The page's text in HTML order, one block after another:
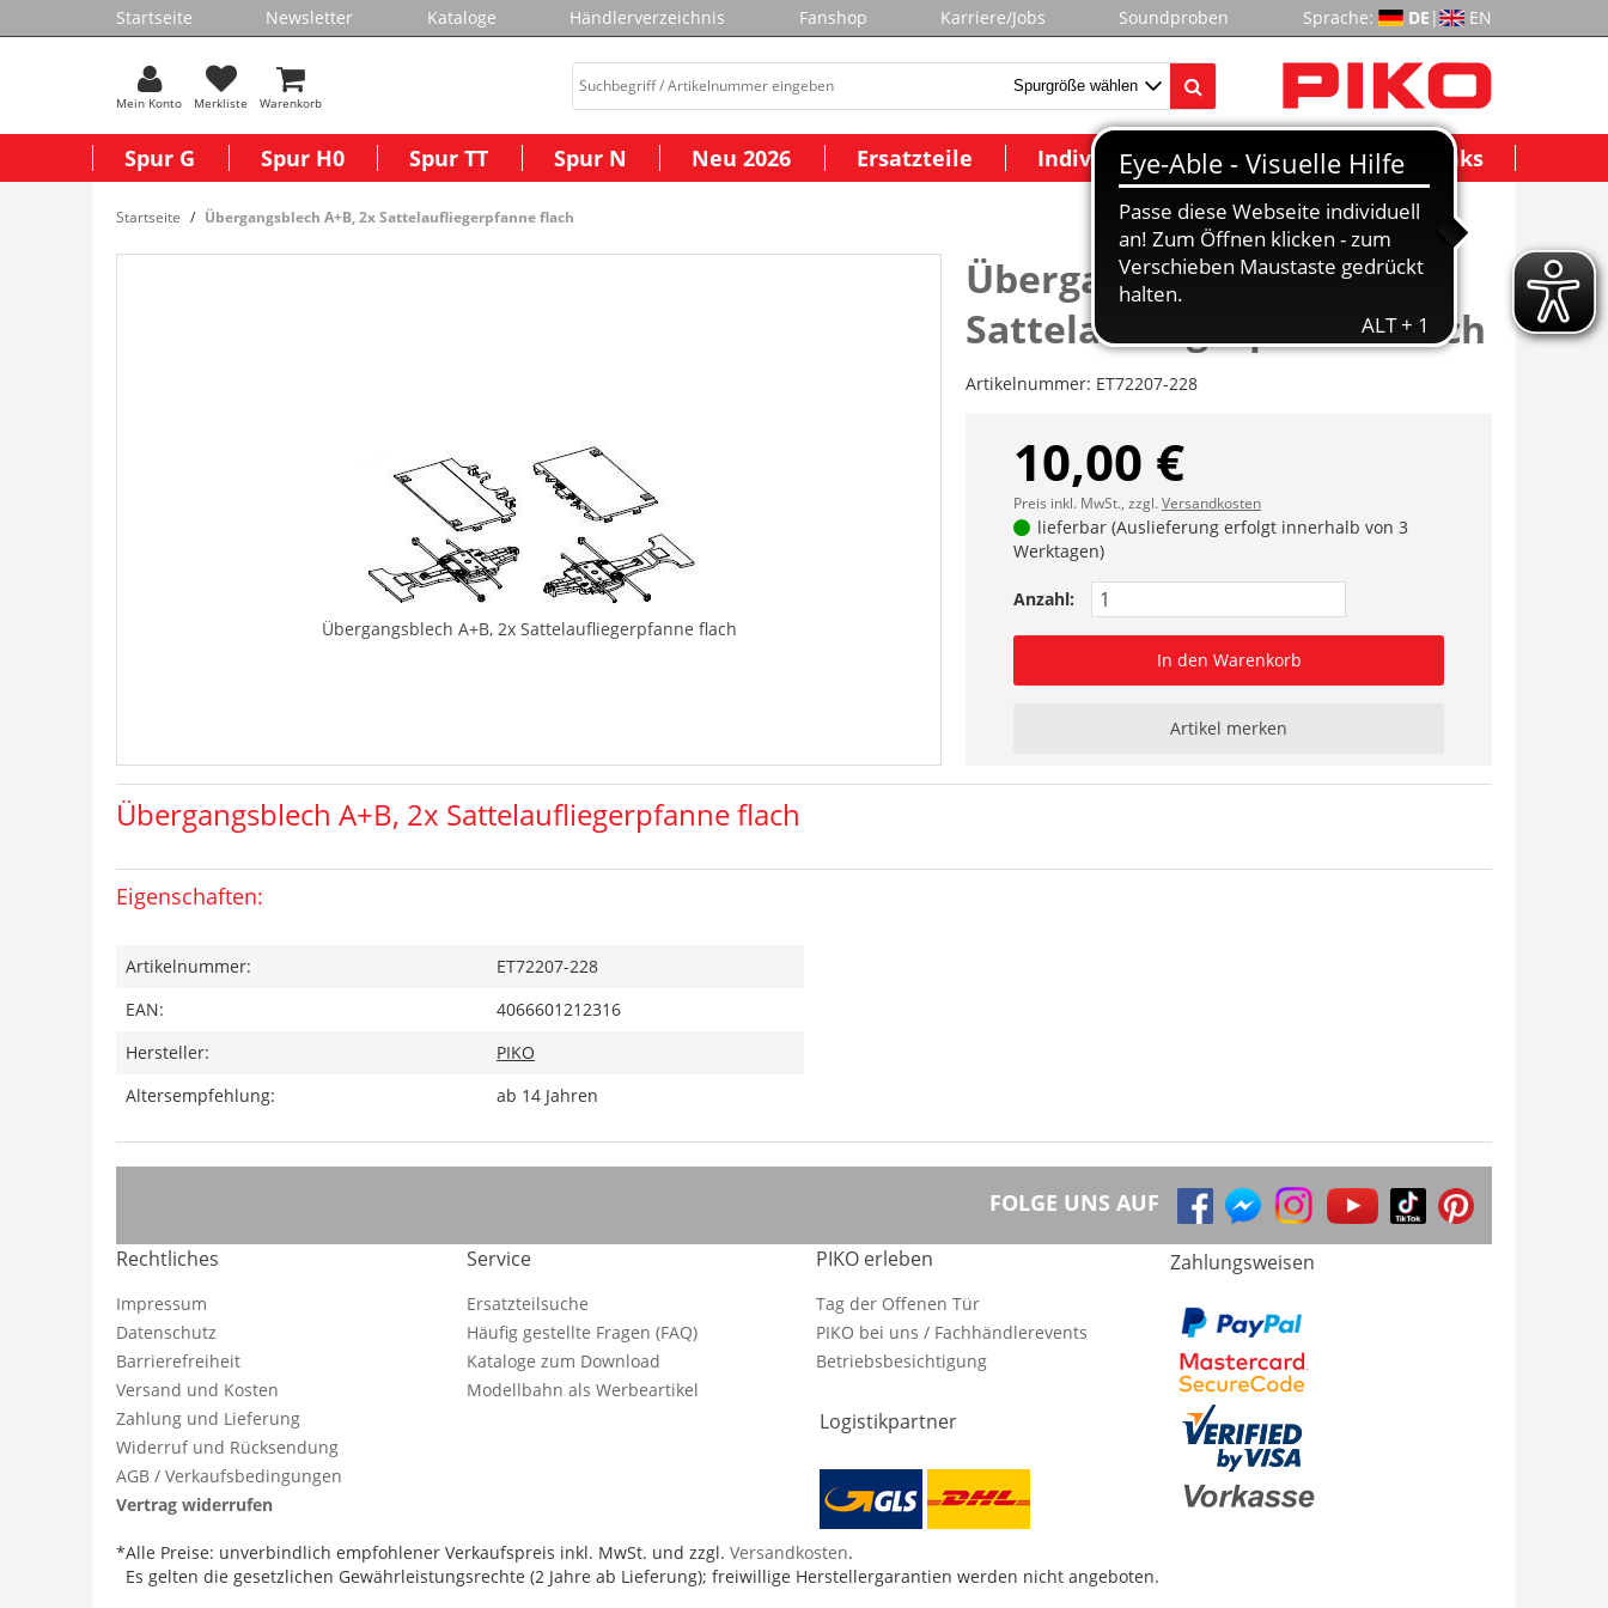
Startseite Newsletter Kataloge Händlerverzeichnis Fanshop Karriere/Jobs Soundproben Sprache: DE | EN
Mein Konto Merkliste Warenkorb
Spur G Spur H0 Spur TT Spur N Neu 2026 Ersatzteile Individuelle Modelle Wichtige Links
Startseite Übergangsblech A+B, 2x Sattelaufliegerpfanne flach
Übergangsblech A+B, 2x Sattelaufliegerpfanne flach
Übergangsblech A+B, 2x
Sattelaufliegerpfanne flach
Artikelnummer: ET72207-228
10,00 €
Preis inkl. MwSt., zzgl.Versandkosten
lieferbar (Auslieferung erfolgt innerhalb von 3
Werktagen)
Anzahl:
In den Warenkorb
Artikel merken
Übergangsblech A+B, 2x Sattelaufliegerpfanne flach
Eigenschaften:
Artikelnummer:
ET72207-228
EAN:
4066601212316
Hersteller:
PIKO
Altersempfehlung:
ab 14 Jahren
FOLGE UNS AUF
Rechtliches
Impressum
Datenschutz
Barrierefreiheit
Versand und Kosten
Zahlung und Lieferung
Widerruf und Rücksendung
AGB / Verkaufsbedingungen
Vertrag widerrufen
Service
Ersatzteilsuche
Häufig gestellte Fragen (FAQ)
Kataloge zum Download
Modellbahn als Werbeartikel
PIKO erleben
Tag der Offenen Tür
PIKO bei uns / Fachhändlerevents
Betriebsbesichtigung
Logistikpartner
Zahlungsweisen
*Alle Preise: unverbindlich empfohlener Verkaufspreis inkl. MwSt. und zzgl. Versandkosten.
Es gelten die gesetzlichen Gewährleistungsrechte (2 Jahre ab Lieferung); freiwillige Herstellergarantien werden nicht angeboten.